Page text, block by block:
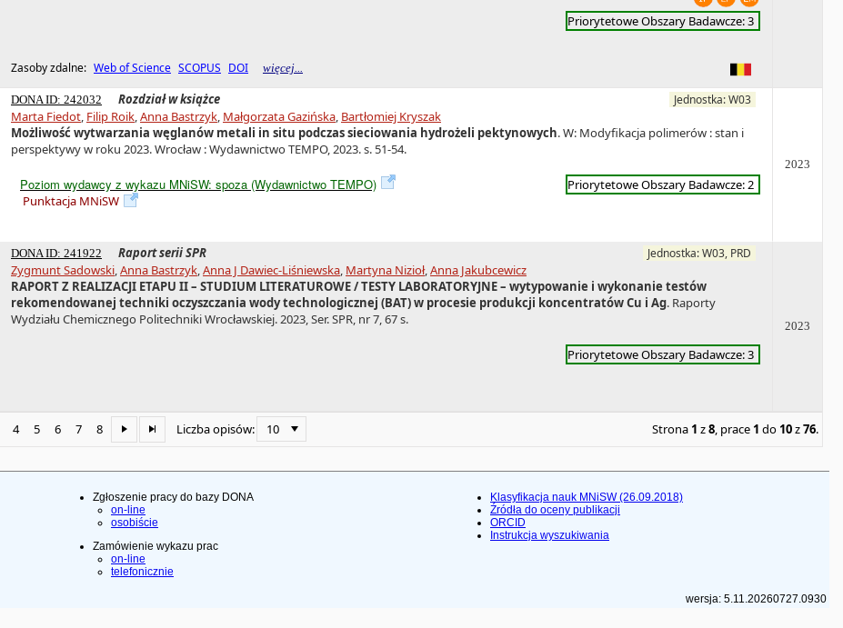
4 5 6 7 8 Liczba opisów: 10 Strona 1 z8, prace 1 do 10z76.
Priorytetowe Obszary Badawcze: 3
Zasoby zdalne: Web of Science SCOPUS DOI więcej...
DONA ID: 242032 Rozdział w książce Jednostka: W03
Marta Fiedot, Filip Roik,Anna Bastrzyk, Małgorzata Gazińska, Bartłomiej Kryszak
Możliwość wytwarzania węglanów metali in situ podczas sieciowania hydrożeli pektynowych. W: Modyfikacja polimerów : stan i
perspektywy w roku 2023. Wrocław : Wydawnictwo TEMPO, 2023. s. 51-54.
Poziom wydawcy z wykazu MNiSW: spoza (Wydawnictwo TEMPO)
Punktacja MNiSW
Priorytetowe Obszary Badawcze: 2
2023
DONA ID: 241922 Raport serii SPR Jednostka: W03, PRD
Zygmunt Sadowski,Anna Bastrzyk,Anna J Dawiec-Liśniewska, Martyna Nizioł,Anna Jakubcewicz
RAPORT Z REALIZACJI ETAPU II – STUDIUM LITERATUROWE / TESTY LABORATORYJNE – wytypowanie i wykonanie testów
rekomendowanej techniki oczyszczania wody technologicznej (BAT) w procesie produkcji koncentratów Cu i Ag. Raporty
Wydziału Chemicznego Politechniki Wrocławskiej. 2023, Ser. SPR, nr 7, 67 s.
Priorytetowe Obszary Badawcze: 3
2023
Zgłoszenie pracy do bazy DONA
on-line
osobiście
Zamówienie wykazu prac
on-line
telefonicznie
Klasyfikacja nauk MNiSW (26.09.2018)
Źródła do oceny publikacji
ORCID
Instrukcja wyszukiwania
wersja: 5.11.20260727.0930